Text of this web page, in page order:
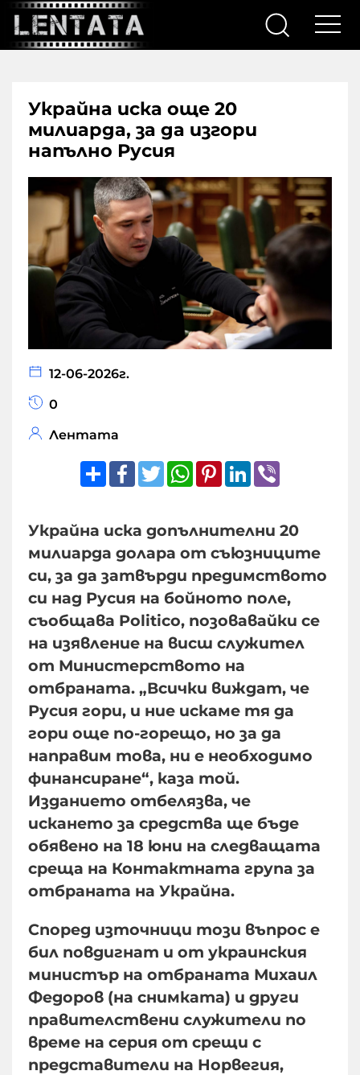
Украйна иска още 20
милиарда, за да изгори
напълно Русия
12-06-2026г.
0
Лентата
ShareFacebook
TwitterWhatsApp
Pinterest
LinkedIn
Украйна иска допълнителни 20
милиарда долара от съюзниците
си, за да затвърди предимството
си над Русия на бойното поле,
съобщава Politico, позовавайки се
на изявление на висш служител
от Министерството на
отбраната. „Всички виждат, че
Русия гори, и ние искаме тя да
гори още по-горещо, но за да
направим това, ни е необходимо
финансиране“, каза той.
Изданието отбелязва, че
искането за средства ще бъде
обявено на 18 юни на следващата
среща на Контактната група за
отбраната на Украйна.
Според източници този въпрос е
бил повдигнат и от украинския
министър на отбраната Михаил
Федоров (на снимката) и други
правителствени служители по
време на серия от срещи с
представители на Норвегия,